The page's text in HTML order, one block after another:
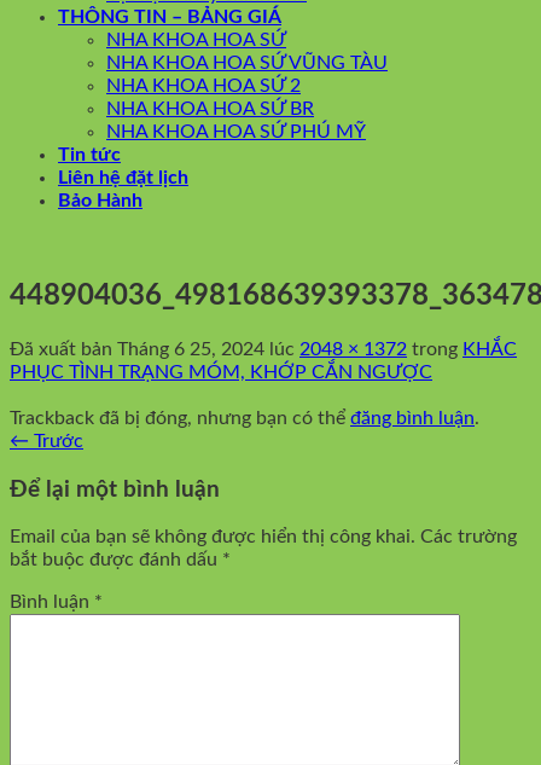
THÔNG TIN – BẢNG GIÁ
NHA KHOA HOA SỨ
NHA KHOA HOA SỨ VŨNG TÀU
NHA KHOA HOA SỨ 2
NHA KHOA HOA SỨ BR
NHA KHOA HOA SỨ PHÚ MỸ
Tin tức
Liên hệ đặt lịch
Bảo Hành
Đã xuất bản Tháng 6 25, 2024 lúc 2048 × 1372 trong KHẮC
PHỤC TÌNH TRẠNG MÓM, KHỚP CẮN NGƯỢC
Trackback đã bị đóng, nhưng bạn có thể đăng bình luận.
← Trước
Để lại một bình luận
Email của bạn sẽ không được hiển thị công khai. Các trường
bắt buộc được đánh dấu *
Bình luận *